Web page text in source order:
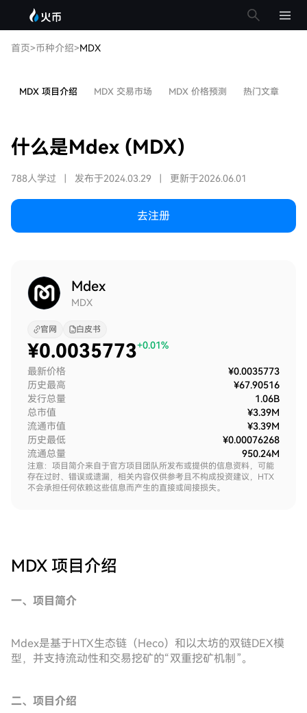
首页>币种介绍>MDX
MDX 项目介绍 MDX 交易市场 MDX 价格预测 热门文章
什么是Mdex (MDX)
788人学过 发布于2024.03.29 更新于2026.06.01
去注册
Mdex
MDX
官网 白皮书
¥0.0035773+0.01%
最新价格
¥0.0035773
历史最高
¥67.90516
发行总量
1.06B
总市值
¥3.39M
流通市值
¥3.39M
历史最低
¥0.00076268
流通总量
950.24M
注意：项目简介来自于官方项目团队所发布或提供的信息资料，可能
存在过时、错误或遗漏，相关内容仅供参考且不构成投资建议，HTX
不会承担任何依赖这些信息而产生的直接或间接损失。
MDX 项目介绍
一、项目简介
Mdex是基于HTX生态链（Heco）和以太坊的双链DEX模
型，并支持流动性和交易挖矿的“双重挖矿机制”。
二、项目介绍